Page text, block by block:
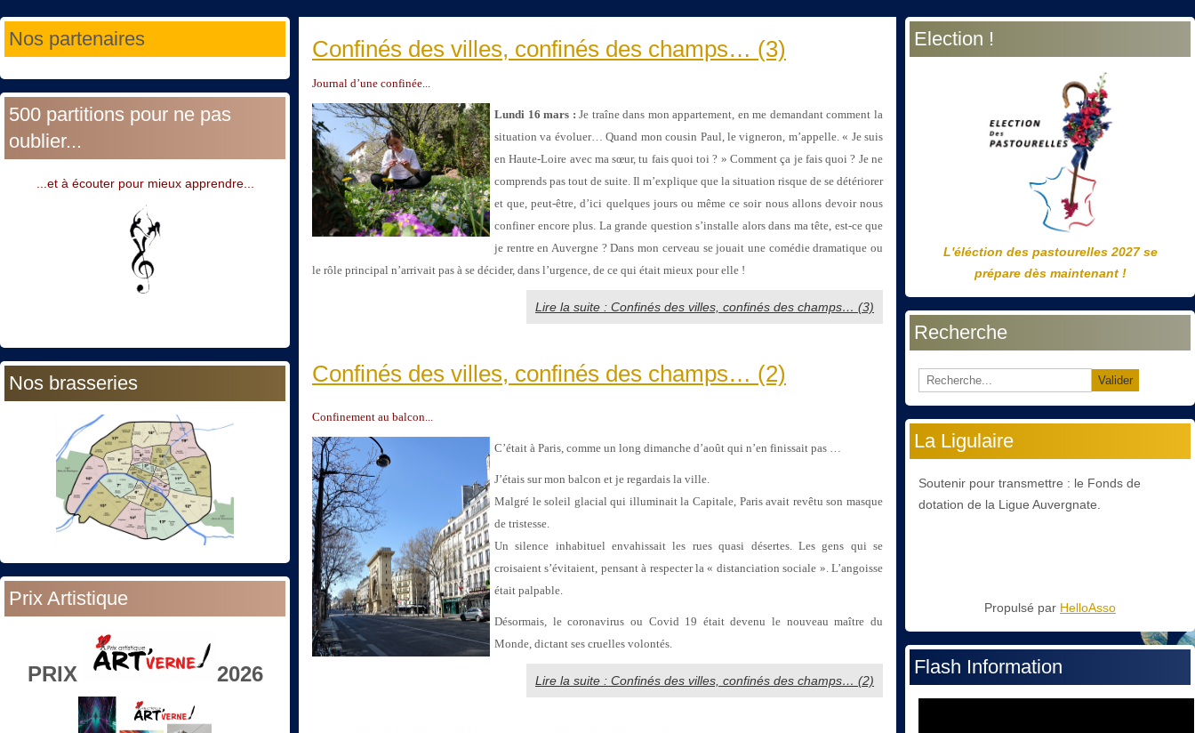
Nos partenaires
500 partitions pour ne pas
oublier...
...et à écouter pour mieux apprendre...
Nos brasseries
Prix Artistique
PRIX 2026
Confinés des villes, confinés des champs… (3)
Journal d’une confinée...
Lundi 16 mars : Je traîne dans mon appartement, en me demandant comment la
situation va évoluer… Quand mon cousin Paul, le vigneron, m’appelle. « Je suis
en Haute-Loire avec ma sœur, tu fais quoi toi ? » Comment ça je fais quoi ? Je ne
comprends pas tout de suite. Il m’explique que la situation risque de se détériorer
et que, peut-être, d’ici quelques jours ou même ce soir nous allons devoir nous
confiner encore plus. La grande question s’installe alors dans ma tête, est-ce que
je rentre en Auvergne ? Dans mon cerveau se jouait une comédie dramatique ou
le rôle principal n’arrivait pas à se décider, dans l’urgence, de ce qui était mieux pour elle !
Lire la suite : Confinés des villes, confinés des champs… (3)
Confinés des villes, confinés des champs… (2)
Confinement au balcon...
C’était à Paris, comme un long dimanche d’août qui n’en finissait pas …
J’étais sur mon balcon et je regardais la ville.
Malgré le soleil glacial qui illuminait la Capitale, Paris avait revêtu son masque
de tristesse.
Un silence inhabituel envahissait les rues quasi désertes. Les gens qui se
croisaient s’évitaient, pensant à respecter la « distanciation sociale ». L’angoisse
était palpable.
Désormais, le coronavirus ou Covid 19 était devenu le nouveau maître du
Monde, dictant ses cruelles volontés.
Lire la suite : Confinés des villes, confinés des champs… (2)
Election !
L'éléction des pastourelles 2027 se
prépare dès maintenant !
Recherche
Valider
La Ligulaire
Soutenir pour transmettre : le Fonds de
dotation de la Ligue Auvergnate.
Propulsé par HelloAsso
Flash Information
Année
précédente
Mois
précédent
Année
suivante
Mois
suivant